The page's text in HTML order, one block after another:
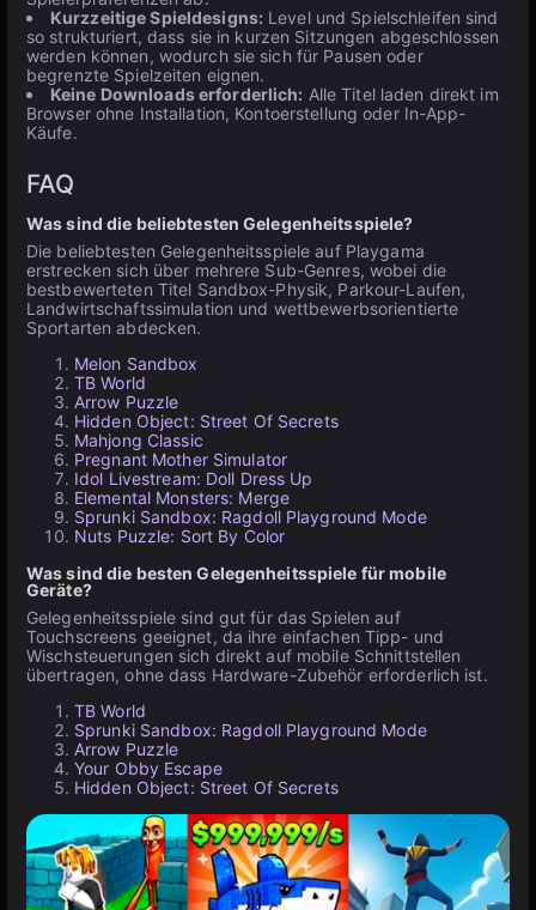
Kurzzeitige Spieldesigns: Level und Spielschleifen sind
so strukturiert, dass sie in kurzen Sitzungen abgeschlossen
werden können, wodurch sie sich für Pausen oder
begrenzte Spielzeiten eignen.
Keine Downloads erforderlich: Alle Titel laden direkt im
Browser ohne Installation, Kontoerstellung oder In-App-
Käufe.
FAQ
Was sind die beliebtesten Gelegenheitsspiele?
Die beliebtesten Gelegenheitsspiele auf Playgama
erstrecken sich über mehrere Sub-Genres, wobei die
bestbewerteten Titel Sandbox-Physik, Parkour-Laufen,
Landwirtschaftssimulation und wettbewerbsorientierte
Sportarten abdecken.
Melon Sandbox
TB World
Arrow Puzzle
Hidden Object: Street Of Secrets
Mahjong Classic
Pregnant Mother Simulator
Idol Livestream: Doll Dress Up
Elemental Monsters: Merge
Sprunki Sandbox: Ragdoll Playground Mode
Nuts Puzzle: Sort By Color
Was sind die besten Gelegenheitsspiele für mobile
Geräte?
Gelegenheitsspiele sind gut für das Spielen auf
Touchscreens geeignet, da ihre einfachen Tipp- und
Wischsteuerungen sich direkt auf mobile Schnittstellen
übertragen, ohne dass Hardware-Zubehör erforderlich ist.
TB World
Sprunki Sandbox: Ragdoll Playground Mode
Arrow Puzzle
Your Obby Escape
Hidden Object: Street Of Secrets